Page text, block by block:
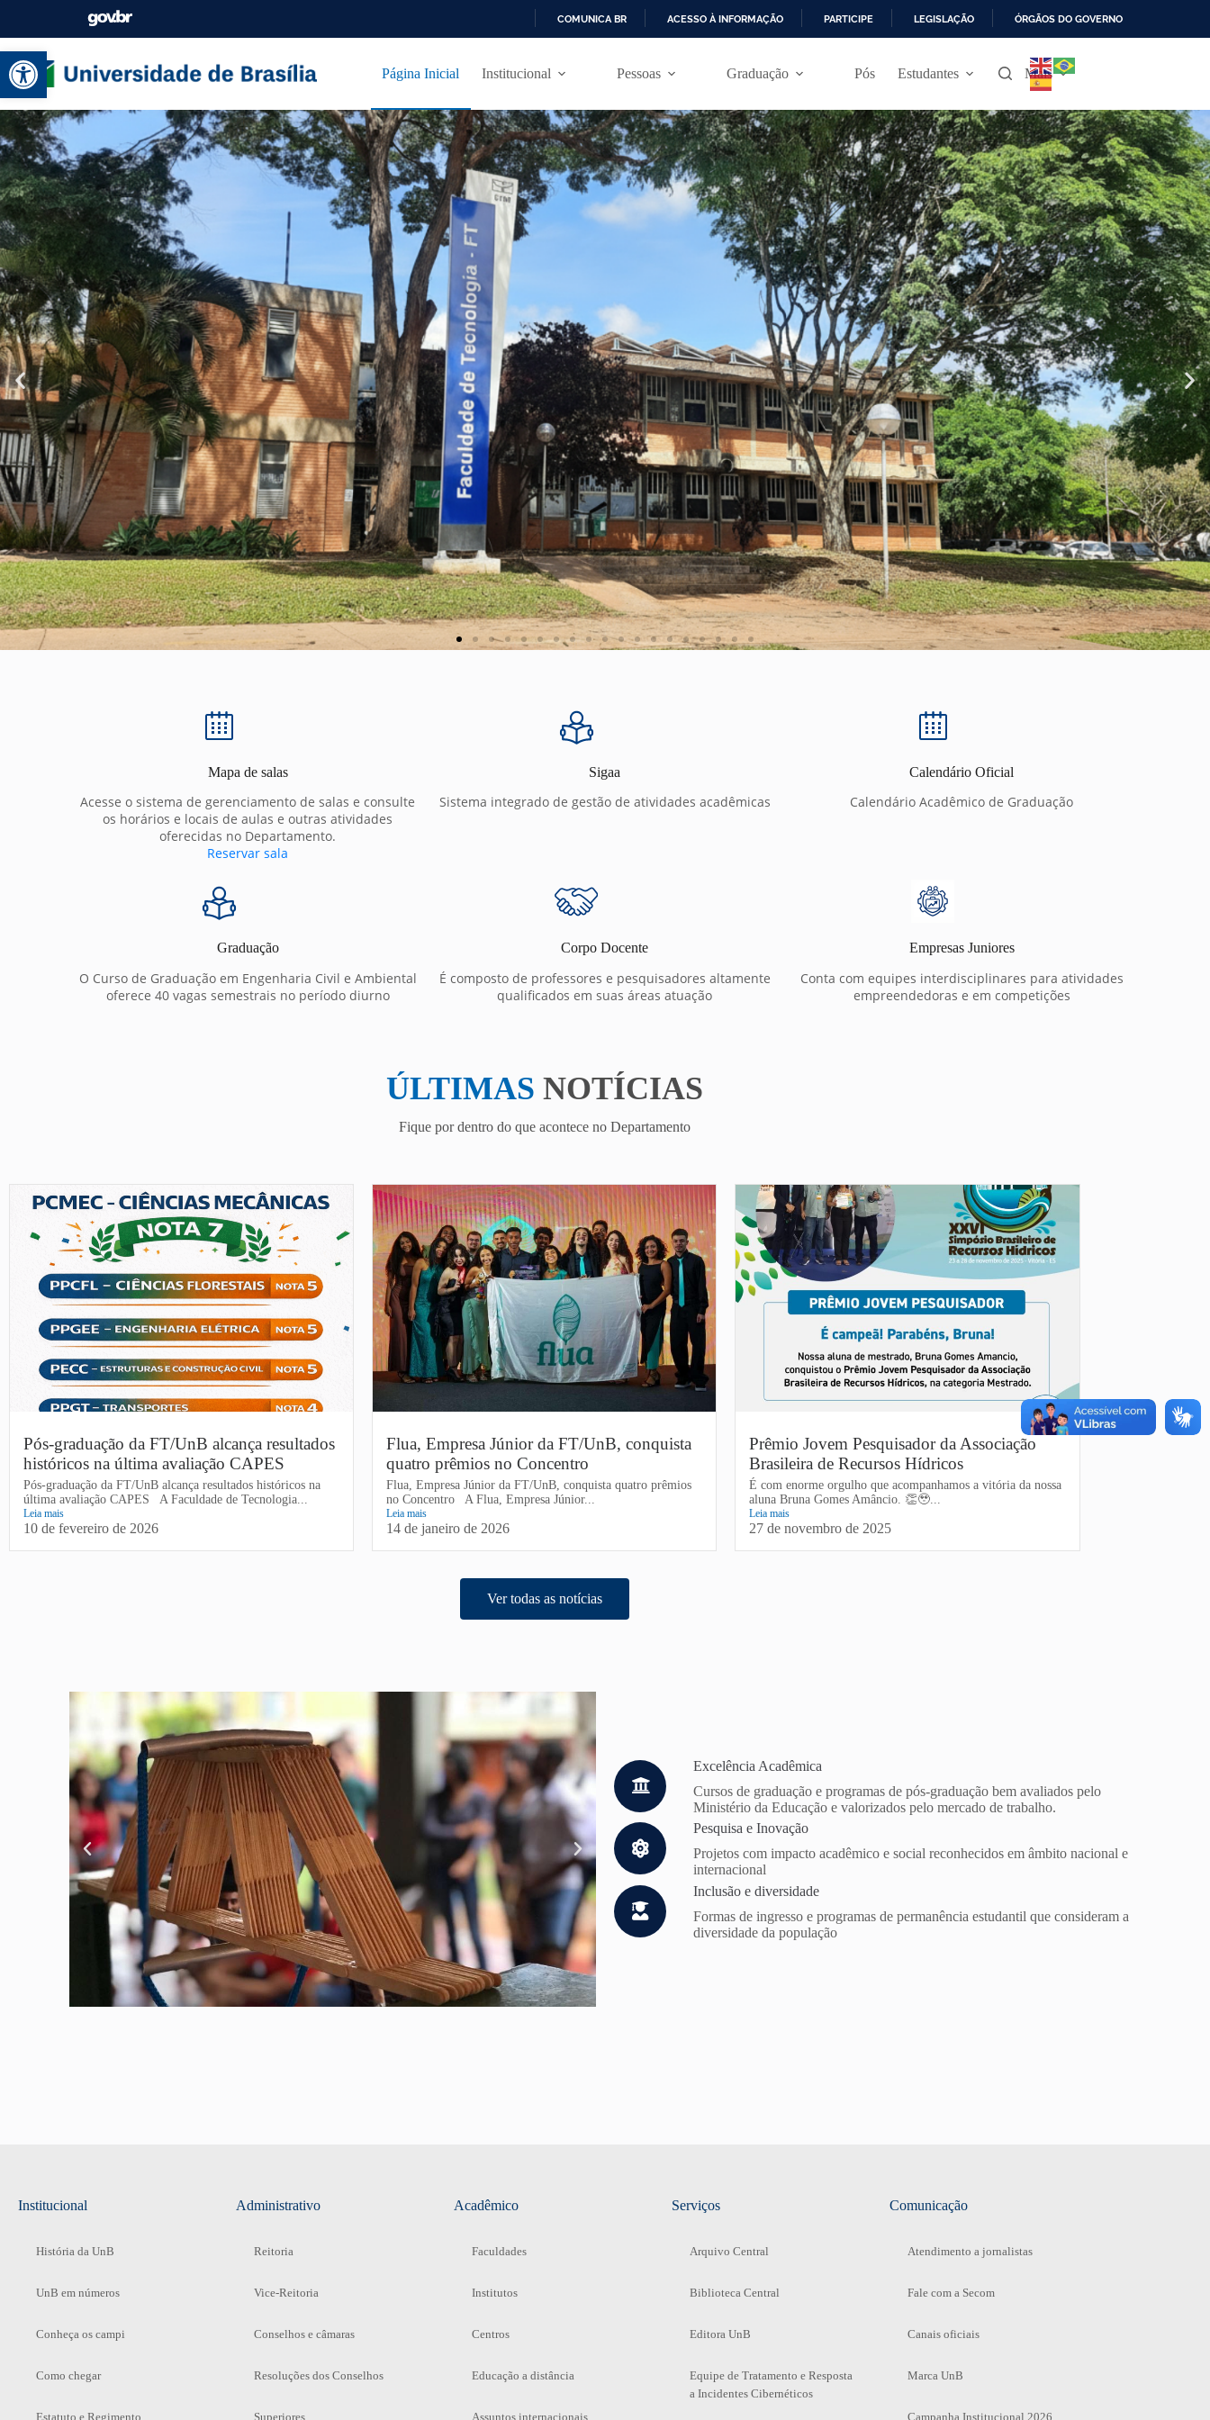
Abrir a barra de ferramentas
R
A
O
C
O
N
T
E
COMUNICA BR ACESSO À INFORMAÇÃO PARTICIPE LEGISLAÇÃO ÓRGÃOS DO GOVERNO
Página Inicial Institucional Pessoas Graduação Pós Estudantes Mais
Mapa de salas
Acesse o sistema de gerenciamento de salas e consulte
os horários e locais de aulas e outras atividades
oferecidas no Departamento.
Reservar sala
Sigaa
Sistema integrado de gestão de atividades acadêmicas
Calendário Oficial
Calendário Acadêmico de Graduação
Graduação
O Curso de Graduação em Engenharia Civil e Ambiental
oferece 40 vagas semestrais no período diurno
Corpo Docente
É composto de professores e pesquisadores altamente
qualificados em suas áreas atuação
Empresas Juniores
Conta com equipes interdisciplinares para atividades
empreendedoras e em competições
ÚLTIMAS NOTÍCIAS
Fique por dentro do que acontece no Departamento
Pós-graduação da FT/UnB alcança resultados
históricos na última avaliação CAPES
Pós-graduação da FT/UnB alcança resultados históricos na
última avaliação CAPES A Faculdade de Tecnologia...
Leia mais
10 de fevereiro de 2026
Flua, Empresa Júnior da FT/UnB, conquista
quatro prêmios no Concentro
Flua, Empresa Júnior da FT/UnB, conquista quatro prêmios
no Concentro A Flua, Empresa Júnior...
Leia mais
14 de janeiro de 2026
Prêmio Jovem Pesquisador da Associação
Brasileira de Recursos Hídricos
É com enorme orgulho que acompanhamos a vitória da nossa
aluna Bruna Gomes Amâncio. 👏🥹...
Leia mais
27 de novembro de 2025
Ver todas as notícias
Excelência Acadêmica
Cursos de graduação e programas de pós-graduação bem avaliados pelo
Ministério da Educação e valorizados pelo mercado de trabalho.
Pesquisa e Inovação
Projetos com impacto acadêmico e social reconhecidos em âmbito nacional e
internacional
Inclusão e diversidade
Formas de ingresso e programas de permanência estudantil que consideram a
diversidade da população
Institucional
História da UnB
UnB em números
Conheça os campi
Como chegar
Estatuto e Regimento
Administrativo
Reitoria
Vice-Reitoria
Conselhos e câmaras
Resoluções dos Conselhos
Superiores
Acadêmico
Faculdades
Institutos
Centros
Educação a distância
Assuntos internacionais
Serviços
Arquivo Central
Biblioteca Central
Editora UnB
Equipe de Tratamento e Resposta
a Incidentes Cibernéticos
Comunicação
Atendimento a jornalistas
Fale com a Secom
Canais oficiais
Marca UnB
Campanha Institucional 2026